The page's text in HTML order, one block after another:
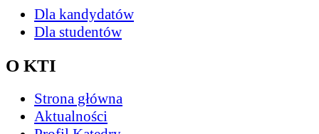
Dla kandydatów
Dla studentów
O KTI
Strona główna
Aktualności